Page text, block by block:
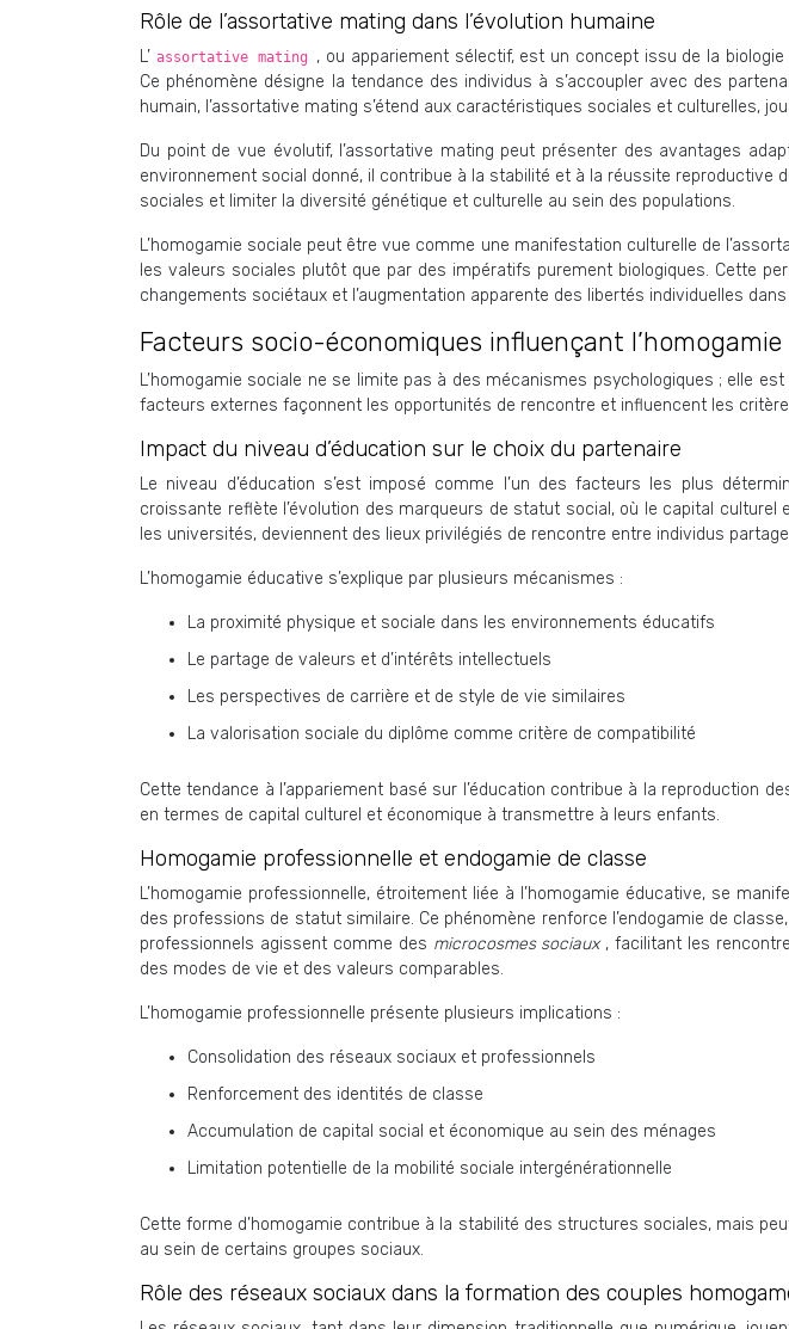
Rôle de l’assortative mating dans l’évolution humaine
L’ assortative mating , ou appariement sélectif, est un concept issu de la
Ce phénomène désigne la tendance des individus à s’accoupler avec des
humain, l’assortative mating s’étend aux caractéristiques sociales et culturelles,
Du point de vue évolutif, l’assortative mating peut présenter des avantages
environnement social donné, il contribue à la stabilité et à la réussite
sociales et limiter la diversité génétique et culturelle au sein des populations.
L’homogamie sociale peut être vue comme une manifestation culturelle de
les valeurs sociales plutôt que par des impératifs purement biologiques. Cette
changements sociétaux et l’augmentation apparente des libertés individuelles
Facteurs socio-économiques influençant l’homogamie
L’homogamie sociale ne se limite pas à des mécanismes psychologiques ; elle
facteurs externes façonnent les opportunités de rencontre et influencent les
Impact du niveau d’éducation sur le choix du partenaire
Le niveau d’éducation s’est imposé comme l’un des facteurs les plus
croissante reflète l’évolution des marqueurs de statut social, où le capital
les universités, deviennent des lieux privilégiés de rencontre entre individus
L’homogamie éducative s’explique par plusieurs mécanismes :
La proximité physique et sociale dans les environnements éducatifs
Le partage de valeurs et d’intérêts intellectuels
Les perspectives de carrière et de style de vie similaires
La valorisation sociale du diplôme comme critère de compatibilité
Cette tendance à l’appariement basé sur l’éducation contribue à la reproduction
en termes de capital culturel et économique à transmettre à leurs enfants.
Homogamie professionnelle et endogamie de classe
L’homogamie professionnelle, étroitement liée à l’homogamie éducative, se
des professions de statut similaire. Ce phénomène renforce l’endogamie de
professionnels agissent comme des microcosmes sociaux, facilitant les
des modes de vie et des valeurs comparables.
L’homogamie professionnelle présente plusieurs implications :
Consolidation des réseaux sociaux et professionnels
Renforcement des identités de classe
Accumulation de capital social et économique au sein des ménages
Limitation potentielle de la mobilité sociale intergénérationnelle
Cette forme d’homogamie contribue à la stabilité des structures sociales, mais
au sein de certains groupes sociaux.
Rôle des réseaux sociaux dans la formation des couples